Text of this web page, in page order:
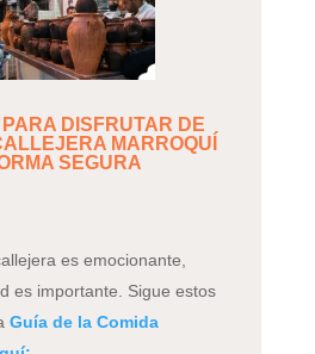
DISFRUTAR DE
MARROQUÍ
SEGURA
es emocionante,
es importante. Sigue estos
Guía de la Comida